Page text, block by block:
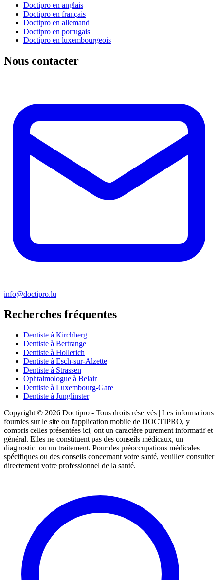
Doctipro en anglais
Doctipro en français
Doctipro en allemand
Doctipro en portugais
Doctipro en luxembourgeois
Nous contacter
info@doctipro.lu
Recherches fréquentes
Dentiste à Kirchberg
Dentiste à Bertrange
Dentiste à Hollerich
Dentiste à Esch-sur-Alzette
Dentiste à Strassen
Ophtalmologue à Belair
Dentiste à Luxembourg-Gare
Dentiste à Junglinster
Copyright © 2026 Doctipro - Tous droits réservés | Les informations
fournies sur le site ou l'application mobile de DOCTIPRO, y
compris celles présentées ici, ont un caractère purement informatif et
général. Elles ne constituent pas des conseils médicaux, un
diagnostic, ou un traitement. Pour des préoccupations médicales
spécifiques ou des conseils concernant votre santé, veuillez consulter
directement votre professionnel de la santé.